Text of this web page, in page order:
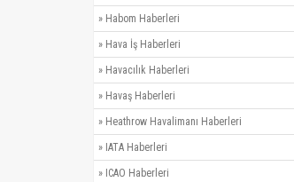
» Habom Haberleri
» Hava İş Haberleri
» Havacılık Haberleri
» Havaş Haberleri
» Heathrow Havalimanı Haberleri
» IATA Haberleri
» ICAO Haberleri